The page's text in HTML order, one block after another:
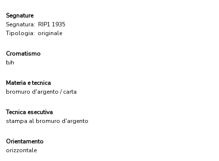
Segnature
Segnatura: RIP1 1935
Tipologia: originale
Cromatismo
b/n
Materia e tecnica
bromuro d'argento / carta
Tecnica esecutiva
stampa al bromuro d'argento
Orientamento
orizzontale